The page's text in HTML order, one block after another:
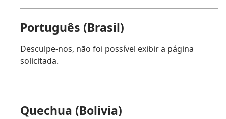
Português (Brasil)
Desculpe-nos, não foi possível exibir a página
solicitada.
Quechua (Bolivia)